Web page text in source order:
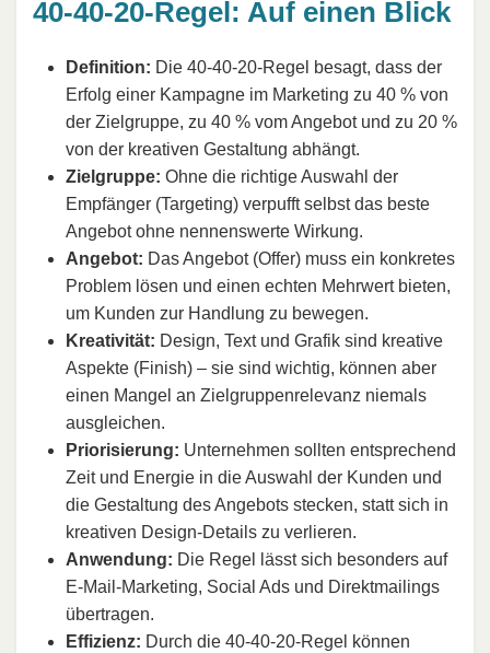
40-40-20-Regel: Auf einen Blick
Definition: Die 40-40-20-Regel besagt, dass der
Erfolg einer Kampagne im Marketing zu 40 % von
der Zielgruppe, zu 40 % vom Angebot und zu 20 %
von der kreativen Gestaltung abhängt.
Zielgruppe: Ohne die richtige Auswahl der
Empfänger (Targeting) verpufft selbst das beste
Angebot ohne nennenswerte Wirkung.
Angebot: Das Angebot (Offer) muss ein konkretes
Problem lösen und einen echten Mehrwert bieten,
um Kunden zur Handlung zu bewegen.
Kreativität: Design, Text und Grafik sind kreative
Aspekte (Finish) – sie sind wichtig, können aber
einen Mangel an Zielgruppenrelevanz niemals
ausgleichen.
Priorisierung: Unternehmen sollten entsprechend
Zeit und Energie in die Auswahl der Kunden und
die Gestaltung des Angebots stecken, statt sich in
kreativen Design-Details zu verlieren.
Anwendung: Die Regel lässt sich besonders auf
E-Mail-Marketing, Social Ads und Direktmailings
übertragen.
Effizienz: Durch die 40-40-20-Regel können